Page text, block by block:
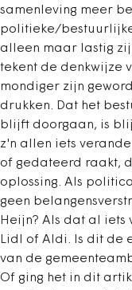
samenleving meer
politieke/
alleen maar lastig
tekent de denkwijze
mondiger zijn
drukken. Dat het
blijft doorgaan, is
z'n allen iets
of gedateerd raakt,
oplossing. Als
geen
Heijn? Als dat al iets
Lidl of Aldi. Is dit de
van de
Of ging het in dit